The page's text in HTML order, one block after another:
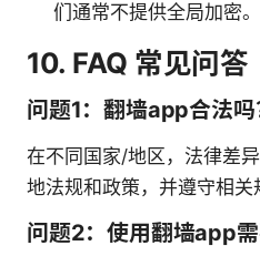
们通常不提供全局加密。
10. FAQ 常见问答
问题1：翻墙app合法吗
在不同国家/地区，法律差
地法规和政策，并遵守相关
问题2：使用翻墙app需